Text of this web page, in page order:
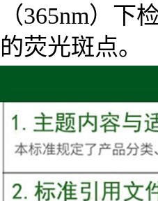
（365nm）
的荧光斑点。